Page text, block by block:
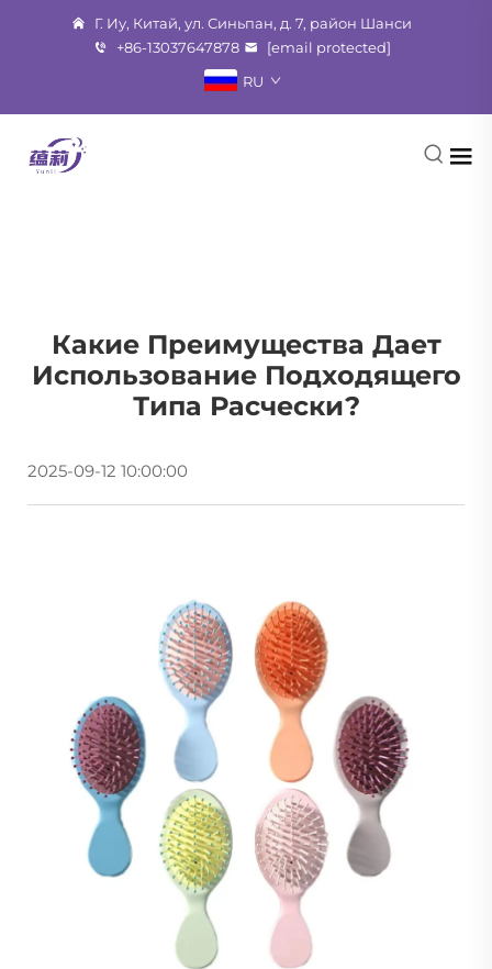
Г. Иу, Китай, ул. Синьпан, д. 7, район Шанси
+86-13037647878
[email protected]
RU
Какие Преимущества Дает
Использование Подходящего
Типа Расчески?
2025-09-12 10:00:00